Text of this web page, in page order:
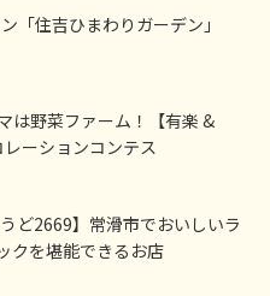
「住吉ひまわりガーデン」
は野菜ファーム！【有楽 &
ーションコンテス
ど2669】常滑市でおいしいラ
クを堪能できるお店